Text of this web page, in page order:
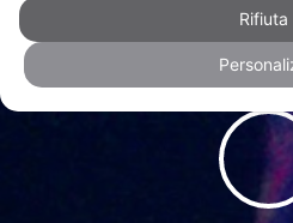
Rifiuta